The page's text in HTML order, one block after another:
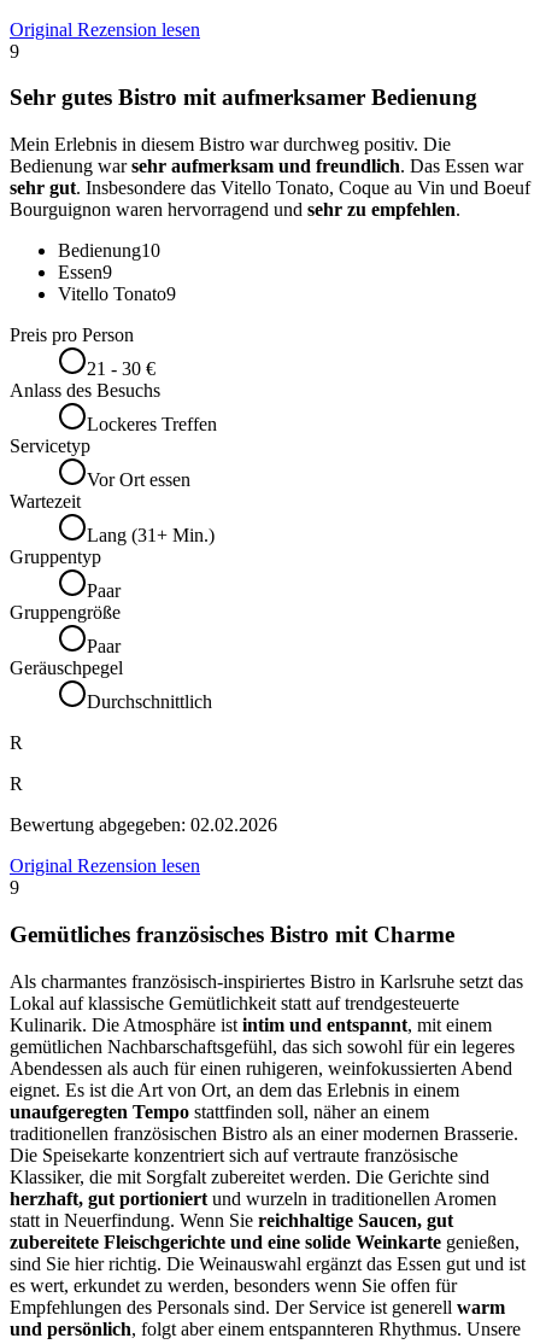
Original Rezension lesen
9
Sehr gutes Bistro mit aufmerksamer Bedienung
Mein Erlebnis in diesem Bistro war durchweg positiv. Die
Bedienung warsehr aufmerksam und freundlich. Das Essen war
sehr gut. Insbesondere das Vitello Tonato, Coque au Vin und Boeuf
Bourguignon waren hervorragend und sehr zu empfehlen.
Bedienung10
Essen9
Vitello Tonato9
Preis pro Person
21 - 30 €
Anlass des Besuchs
Lockeres Treffen
Servicetyp
Vor Ort essen
Wartezeit
Lang (31+ Min.)
Gruppentyp
Paar
Gruppengröße
Paar
Geräuschpegel
Durchschnittlich
R
R
Bewertung abgegeben: 02.02.2026
Original Rezension lesen
9
Gemütliches französisches Bistro mit Charme
Als charmantes französisch-inspiriertes Bistro in Karlsruhe setzt das
Lokal auf klassische Gemütlichkeit statt auf trendgesteuerte
Kulinarik. Die Atmosphäre ist intim und entspannt, mit einem
gemütlichen Nachbarschaftsgefühl, das sich sowohl für ein legeres
Abendessen als auch für einen ruhigeren, weinfokussierten Abend
eignet. Es ist die Art von Ort, an dem das Erlebnis in einem
unaufgeregten Tempo stattfinden soll, näher an einem
traditionellen französischen Bistro als an einer modernen Brasserie.
Die Speisekarte konzentriert sich auf vertraute französische
Klassiker, die mit Sorgfalt zubereitet werden. Die Gerichte sind
herzhaft, gut portioniert und wurzeln in traditionellen Aromen
statt in Neuerfindung. Wenn Sie reichhaltige Saucen, gut
zubereitete Fleischgerichte und eine solide Weinkarte genießen,
sind Sie hier richtig. Die Weinauswahl ergänzt das Essen gut und ist
es wert, erkundet zu werden, besonders wenn Sie offen für
Empfehlungen des Personals sind. Der Service ist generell warm
und persönlich, folgt aber einem entspannteren Rhythmus. Unsere